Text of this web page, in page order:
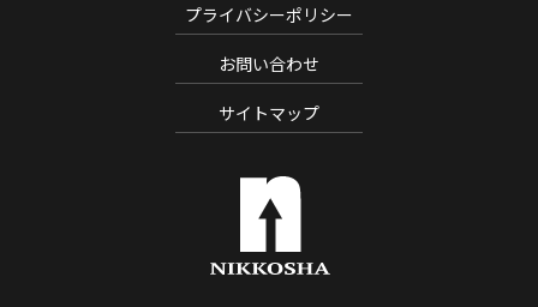
プライバシーポリシー
お問い合わせ
サイトマップ